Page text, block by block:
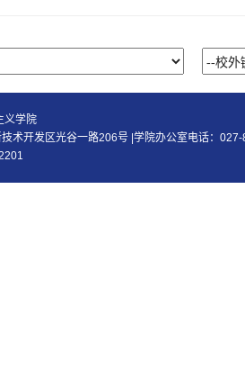
义学院
术开发区光谷一路206号 |学院办公室电话：